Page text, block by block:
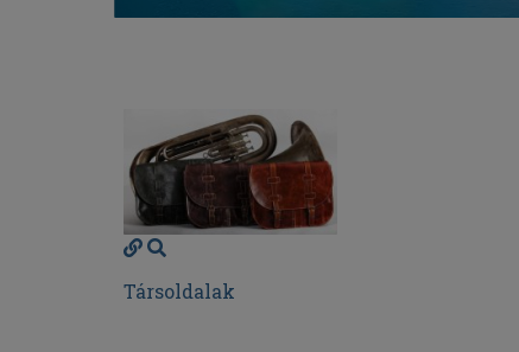
Társoldalak